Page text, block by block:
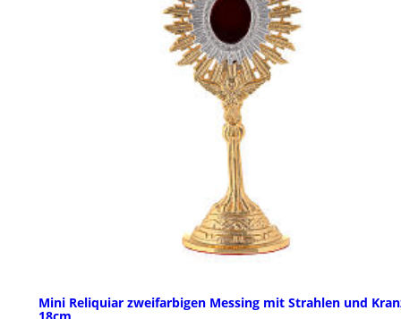
Mini Reliquiar zweifarbigen Messing mit Strahlen und
18cm